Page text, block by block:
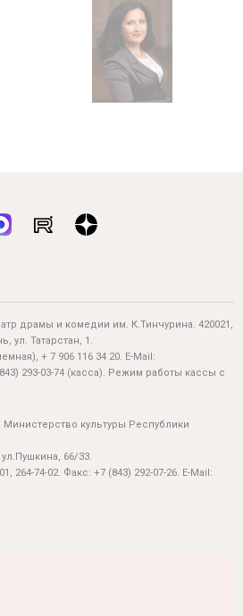
драмы и комедии им. К.Тинчурина. 420021,
ул. Татарстан, 1.
+ 7 906 116 34 20. E-Mail:
293-03-74 (касса). Режим работы кассы с
культуры Республики
66/33.
264-74-02. Факс: +7 (843) 292-07-26. E-Mail: